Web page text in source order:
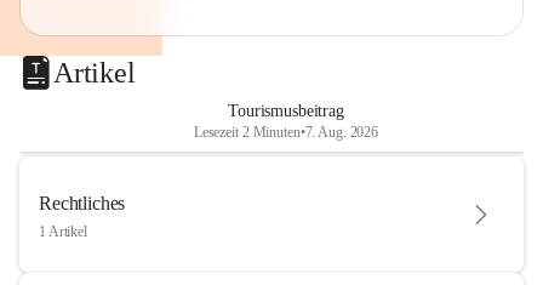
Artikel
Tourismusbeitrag
Lesezeit 2 Minuten•7. Aug. 2026
Rechtliches
1 Artikel